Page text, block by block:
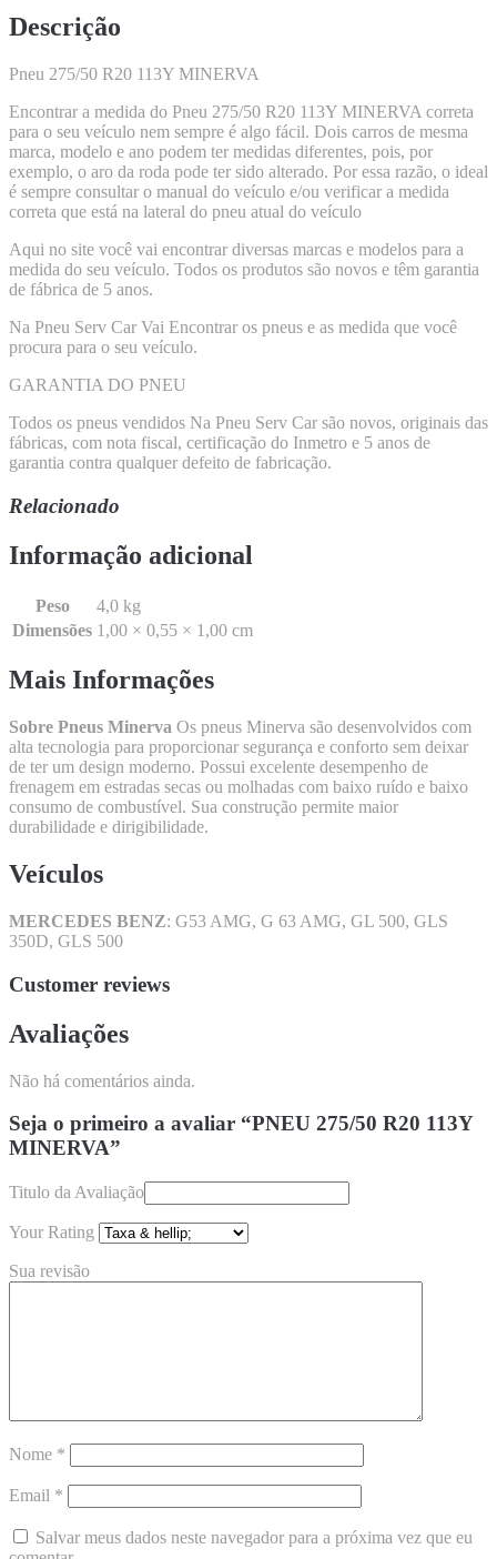
Descrição
Pneu 275/50 R20 113Y MINERVA
Encontrar a medida do Pneu 275/50 R20 113Y MINERVA correta
para o seu veículo nem sempre é algo fácil. Dois carros de mesma
marca, modelo e ano podem ter medidas diferentes, pois, por
exemplo, o aro da roda pode ter sido alterado. Por essa razão, o ideal
é sempre consultar o manual do veículo e/ou verificar a medida
correta que está na lateral do pneu atual do veículo
Aqui no site você vai encontrar diversas marcas e modelos para a
medida do seu veículo. Todos os produtos são novos e têm garantia
de fábrica de 5 anos.
Na Pneu Serv Car Vai Encontrar os pneus e as medida que você
procura para o seu veículo.
GARANTIA DO PNEU
Todos os pneus vendidos Na Pneu Serv Car são novos, originais das
fábricas, com nota fiscal, certificação do Inmetro e 5 anos de
garantia contra qualquer defeito de fabricação.
Relacionado
Informação adicional
Peso
4,0 kg
Dimensões 1,00 × 0,55 × 1,00 cm
Mais Informações
Sobre Pneus Minerva Os pneus Minerva são desenvolvidos com
alta tecnologia para proporcionar segurança e conforto sem deixar
de ter um design moderno. Possui excelente desempenho de
frenagem em estradas secas ou molhadas com baixo ruído e baixo
consumo de combustível. Sua construção permite maior
durabilidade e dirigibilidade.
Veículos
MERCEDES BENZ: G53 AMG, G 63 AMG, GL 500, GLS
350D, GLS 500
Customer reviews
Avaliações
Não há comentários ainda.
Seja o primeiro a avaliar “PNEU 275/50 R20 113Y
MINERVA”
Titulo da Avaliação
Your Rating
Sua revisão
Nome *
Email *
Salvar meus dados neste navegador para a próxima vez que eu